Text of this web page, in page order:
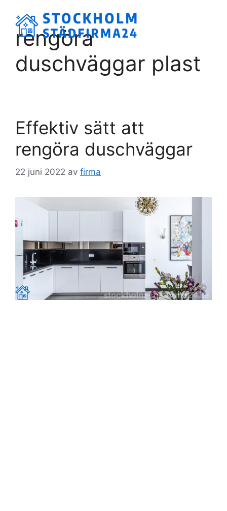
innehållrengöra
duschväggar plast
Effektiv sätt att
rengöra duschväggar
22 juni 2022 av firma